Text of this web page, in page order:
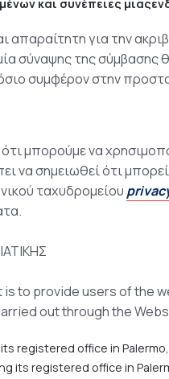
και συνέπειες
απαραίτητη για την
σύναψης της
συμφέρον στην
μπορούμε να
να σημειωθεί ότι
ταχυδρομείου
to provide users of the
out through the
registered office in
its registered office in